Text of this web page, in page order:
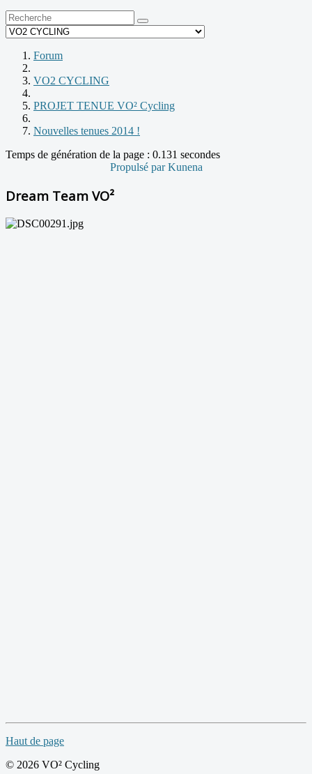
Forum
VO2 CYCLING
PROJET TENUE VO² Cycling
Nouvelles tenues 2014 !
Temps de génération de la page : 0.131 secondes
Propulsé parKunena
Dream Team VO²
Haut de page
© 2026 VO² Cycling